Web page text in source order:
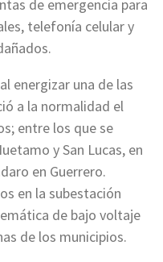
de emergencia para
telefonía celular y
energizar una de las
a la normalidad el
entre los que se
y San Lucas, en
en Guerrero.
en la subestación
de bajo voltaje
de los municipios.